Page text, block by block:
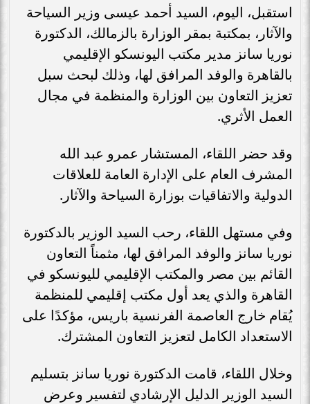
استقبل، اليوم، السيد أحمد عيسى وزير السياحة
والآثار، بمكتبة بمقر الوزارة بالزمالك، الدكتورة
نوريا سانز مدير مكتب اليونسكو الإقليمي
بالقاهرة والوفد المرافق لها، وذلك لبحث سبل
تعزيز التعاون بين الوزارة والمنظمة في مجال
العمل الأثري.
وقد حضر اللقاء، المستشار عمرو عبد الله
المشرف العام على الإدارة العامة للعلاقات
الدولية والاتفاقيات بوزارة السياحة والآثار.
وفي مستهل اللقاء، رحب السيد الوزير بالدكتورة
نوريا سانز والوفد المرافق لها، مثمناً التعاون
القائم بين مصر والمكتب الإقليمي لليونسكو في
القاهرة والذي يعد أول مكتب إقليمي للمنظمة
يُقام خارج العاصمة الفرنسية باريس، مؤكدًا على
الاستعداد الكامل لتعزيز التعاون المشترك.
وخلال اللقاء، قامت الدكتورة نوريا سانز بتسليم
السيد الوزير الدليل الإرشادي لتفسير وعرض